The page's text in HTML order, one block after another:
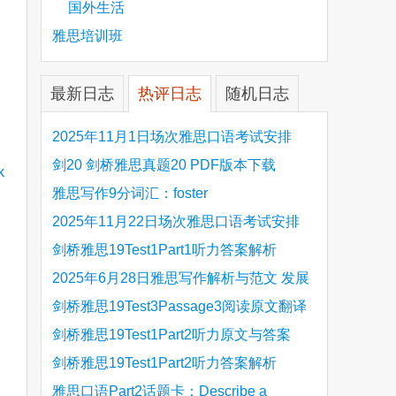
国外生活
雅思培训班
最新日志 热评日志 随机日志
2025年11月1日场次雅思口语考试安排
剑20 剑桥雅思真题20 PDF版本下载
雅思写作9分词汇：foster
2025年11月22日场次雅思口语考试安排
剑桥雅思19Test1Part1听力答案解析
Hinchingbrooke Country Park
2025年6月28日雅思写作解析与范文 发展
旅游业 手把手带你写高分范文
剑桥雅思19Test3Passage3阅读原文翻译
Is the era of artificial speech translation
upon us 人工智能语言翻译
剑桥雅思19Test1Part2听力原文与答案
Stanthorpe Twinning Association
剑桥雅思19Test1Part2听力答案解析
Stanthorpe Twinning Association
雅思口语Part2话题卡：Describe a